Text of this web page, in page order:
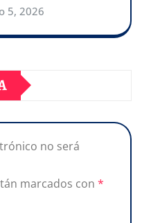
5, 2026
no será
marcados con *